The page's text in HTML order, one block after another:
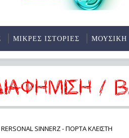
ΜΙΚΡΕΣ ΙΣΤΟΡΙΕΣ ΜΟΥΣΙΚΗ
SINNERZ - ΠΟΡΤΑ ΚΛΕΙΣΤΗ